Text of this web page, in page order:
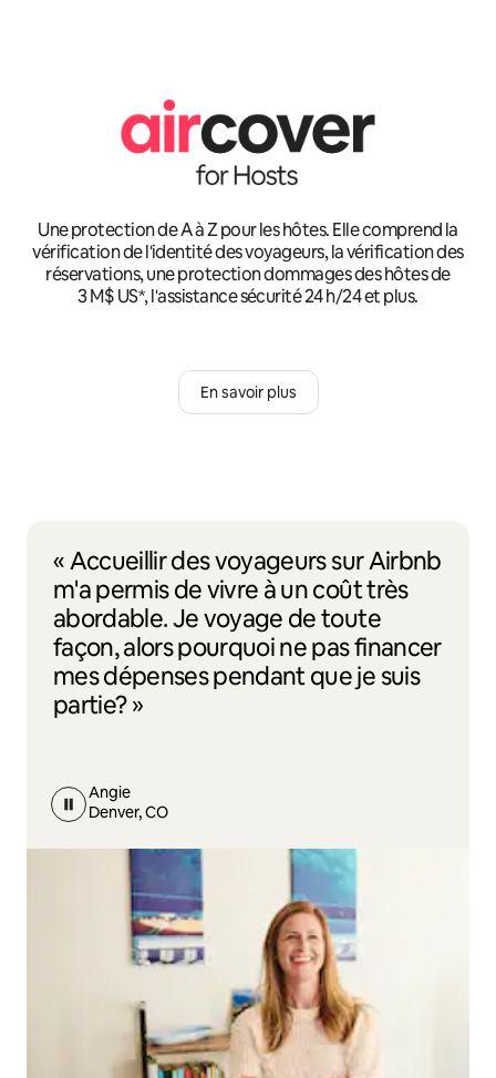
Une protection de A à Z pour les hôtes. Elle comprend la
vérification de l'identité des voyageurs, la vérification des
réservations, une protection dommages des hôtes de
3 M$ US*, l'assistance sécurité 24 h/24 et plus.
En savoir plus
« Accueillir des voyageurs sur Airbnb
m'a permis de vivre à un coût très
abordable. Je voyage de toute
façon, alors pourquoi ne pas financer
mes dépenses pendant que je suis
partie? »
Angie
Denver, CO